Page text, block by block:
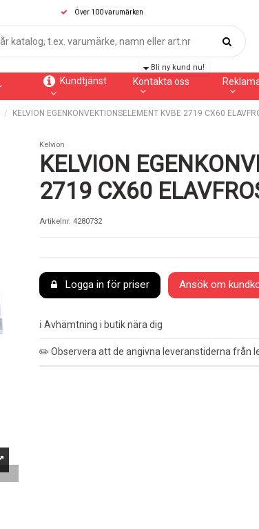
Över 100 varumärken
Kundtjänst Kontakta oss
Bli ny kund nu!
KELVION EGENKONVEKTIONSELEMENT KVBE 2719 CX60
Kelvion
KELVION
2719 CX60
Artikelnr. 4280732
Logga in för priser Ansök om
ℹ️ Avhämtning i butik nära dig
✏️ Observera att de angivna leveranstiderna från